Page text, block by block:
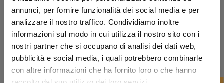
annunci, per fornire funzionalità dei social media e per
analizzare il nostro traffico. Condividiamo inoltre
informazioni sul modo in cui utilizza il nostro sito con i
nostri partner che si occupano di analisi dei dati web,
pubblicità e social media, i quali potrebbero combinarle
con altre informazioni che ha fornito loro o che hanno
-10% Pipe Castello
PIPA CASTELLO SEA ROCK BRIAR KK
POKER
favorite_border